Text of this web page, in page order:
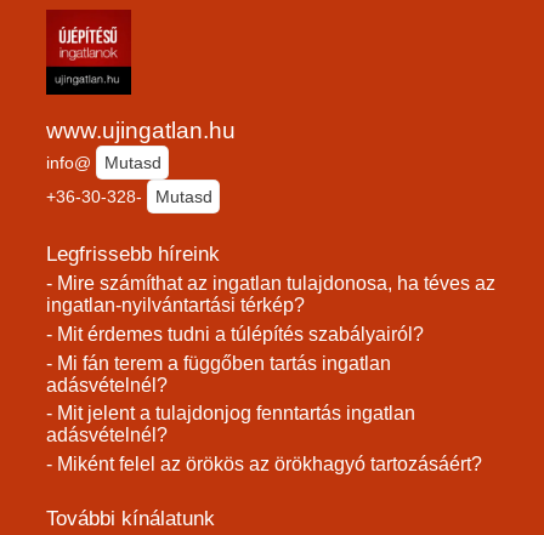
www.ujingatlan.hu
info@
Mutasd
+36-30-328-
Mutasd
Legfrissebb híreink
- Mire számíthat az ingatlan tulajdonosa, ha téves az
ingatlan-nyilvántartási térkép?
- Mit érdemes tudni a túlépítés szabályairól?
- Mi fán terem a függőben tartás ingatlan
adásvételnél?
- Mit jelent a tulajdonjog fenntartás ingatlan
adásvételnél?
- Miként felel az örökös az örökhagyó tartozásáért?
További kínálatunk